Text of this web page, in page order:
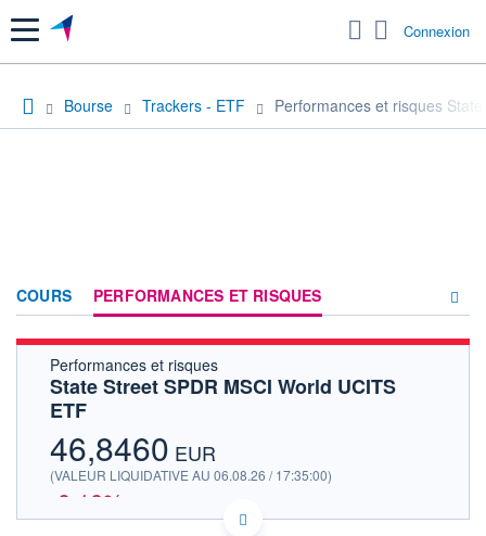
Menu Connexion
Bourse Trackers - ETF Performances et risques
COURS PERFORMANCES ET RISQUES
HISTORIQUE
Performances et risques
State Street SPDR MSCI World UCITS
ETF
46,8460 EUR
(VALEUR LIQUIDATIVE AU 06.08.26 / 17:35:00)
-0,10%
46.846